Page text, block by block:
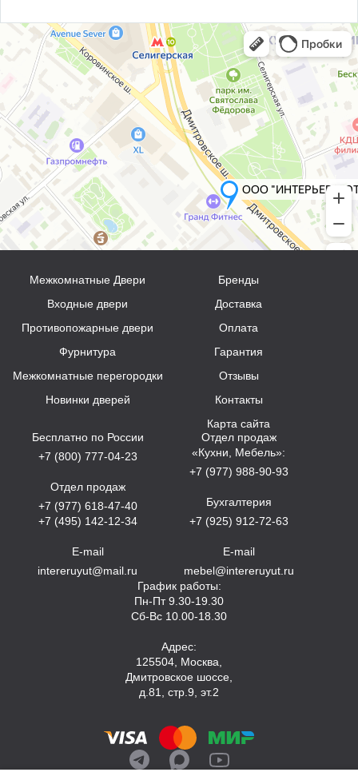
Межкомнатные Двери
Входные двери
Противопожарные двери
Фурнитура
Межкомнатные перегородки
Новинки дверей
Бренды
Доставка
Оплата
Гарантия
Отзывы
Контакты
Карта сайта
Бесплатно по России
+7 (800) 777-04-23
Отдел продаж
+7 (977) 618-47-40
+7 (495) 142-12-34
E-mail
intereruyut@mail.ru
Отдел продаж
«Кухни, Мебель»:
+7 (977) 988-90-93
Бухгалтерия
+7 (925) 912-72-63
E-mail
mebel@intereruyut.ru
График работы:
Пн-Пт 9.30-19.30
Сб-Вс 10.00-18.30
Адрес:
125504, Москва,
Дмитровское шоссе,
д.81, стр.9, эт.2